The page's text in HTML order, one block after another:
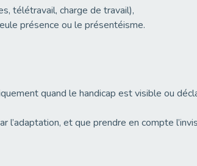
télétravail, charge de travail),
présence ou le présentéisme.
quand le handicap est visible ou
l’adaptation, et que prendre en compte